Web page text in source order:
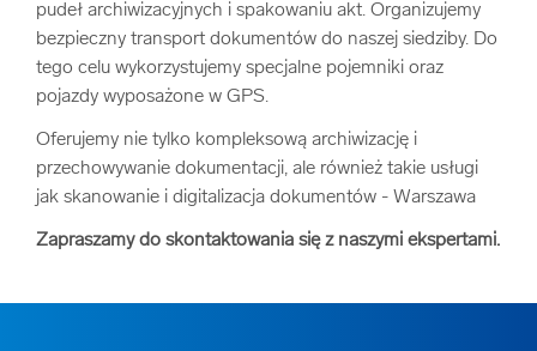
pudeł archiwizacyjnych i spakowaniu akt. Organizujemy
bezpieczny transport dokumentów do naszej siedziby. Do
tego celu wykorzystujemy specjalne pojemniki oraz
pojazdy wyposażone w GPS.
Oferujemy nie tylko kompleksową archiwizację i
przechowywanie dokumentacji, ale również takie usługi
jak skanowanie i digitalizacja dokumentów - Warszawa
Zapraszamy do skontaktowania się z naszymi ekspertami.